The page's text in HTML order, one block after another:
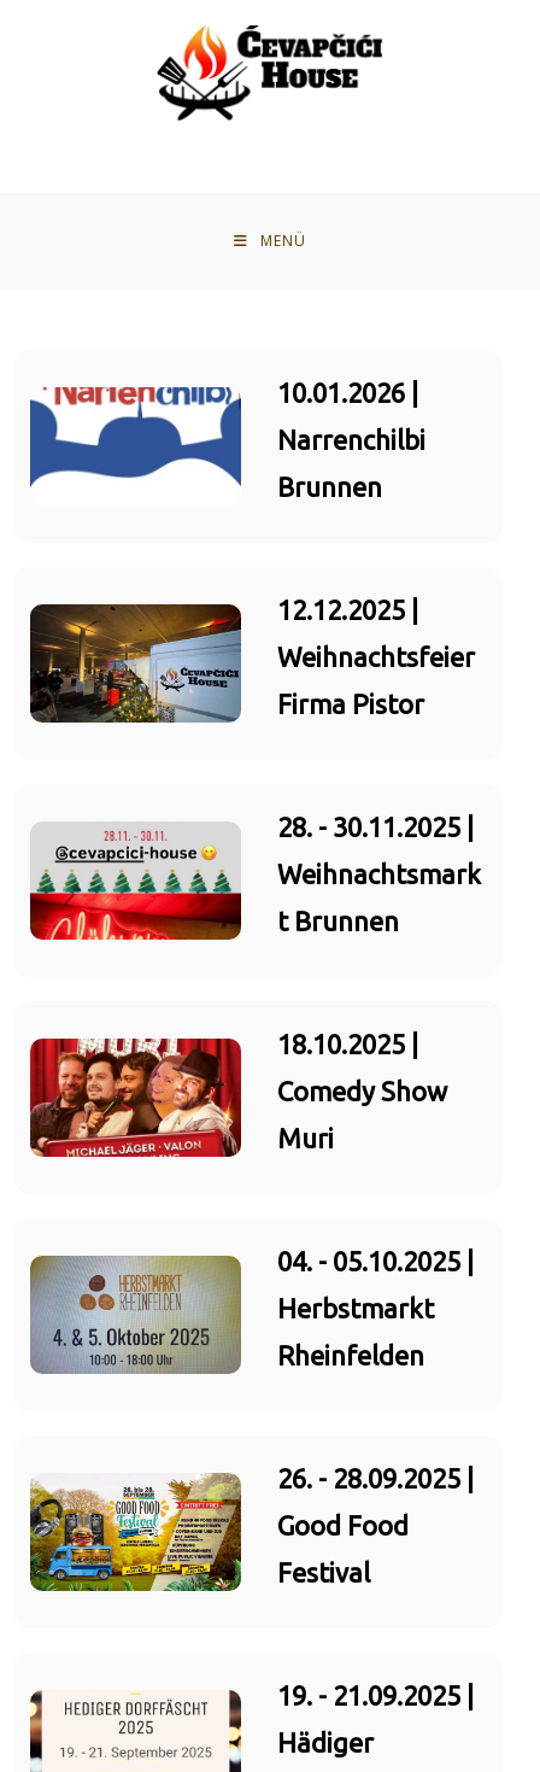
MENÜ
10.01.2026 |
Narrenchilbi
Brunnen
12.12.2025 |
Weihnachtsfeier
Firma Pistor
28. - 30.11.2025 |
Weihnachtsmark
t Brunnen
18.10.2025 |
Comedy Show
Muri
04. - 05.10.2025 |
Herbstmarkt
Rheinfelden
26. - 28.09.2025 |
Good Food
Festival
19. - 21.09.2025 |
Hädiger